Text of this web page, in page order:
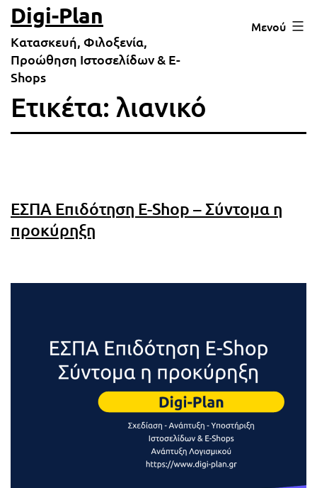
Μετάβαση
σε
περιεχόμενο
Digi-Plan
Κατασκευή, Φιλοξενία,
Προώθηση Ιστοσελίδων & E-
Shops
Μενού
Ετικέτα: λιανικό
ΕΣΠΑ Επιδότηση E-Shop – Σύντομα η
προκύρηξη